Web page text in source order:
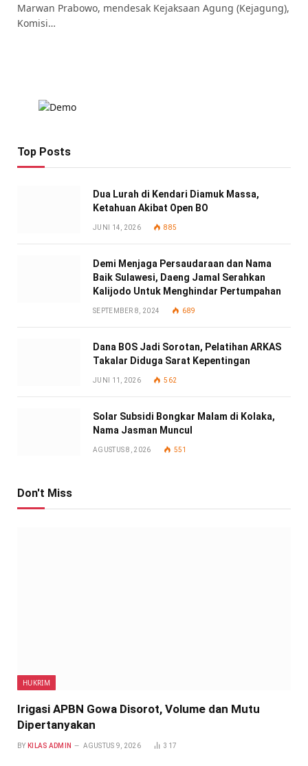
Marwan Prabowo, mendesak Kejaksaan Agung (Kejagung),
Komisi…
Top Posts
Dua Lurah di Kendari Diamuk Massa,
Ketahuan Akibat Open BO
JUNI 14, 2026 885
Demi Menjaga Persaudaraan dan Nama
Baik Sulawesi, Daeng Jamal Serahkan
Kalijodo Untuk Menghindar Pertumpahan
SEPTEMBER 8, 2024 689
Dana BOS Jadi Sorotan, Pelatihan ARKAS
Takalar Diduga Sarat Kepentingan
JUNI 11, 2026 562
Solar Subsidi Bongkar Malam di Kolaka,
Nama Jasman Muncul
AGUSTUS 8, 2026 551
Don't Miss
HUKRIM
Irigasi APBN Gowa Disorot, Volume dan Mutu
Dipertanyakan
BY KILAS ADMIN AGUSTUS 9, 2026 317